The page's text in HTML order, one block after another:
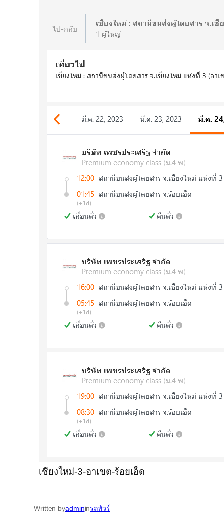
เชียงใหม่-3-อาเขต-ร้อยเอ็ด
Written byadmininรถทัวร์